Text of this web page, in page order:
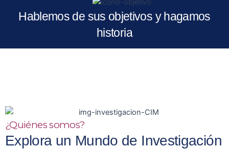
Hablemos de sus objetivos y hagamos
historia
¿Quiénes somos?
Explora un Mundo de Investigación